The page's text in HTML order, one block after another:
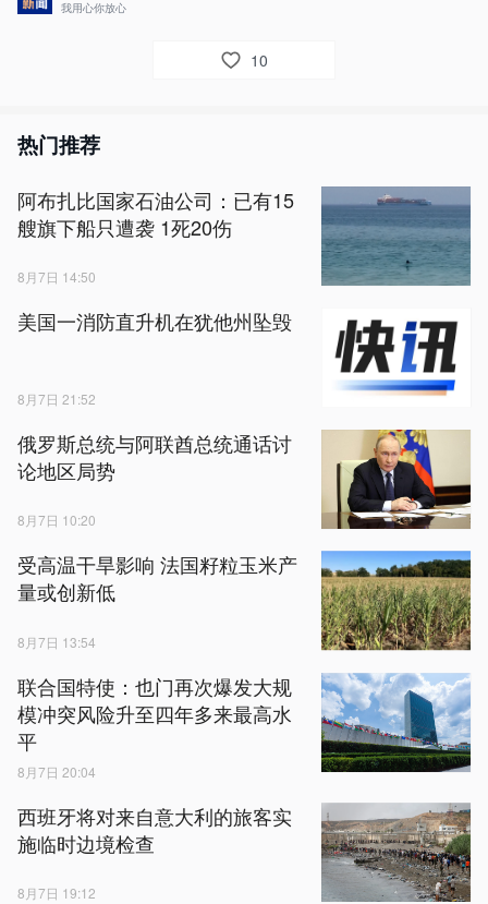
我用心你放心
10
热门推荐
阿布扎比国家石油公司：已有15
艘旗下船只遭袭 1死20伤
8月7日 14:50
美国一消防直升机在犹他州坠毁
8月7日 21:52
俄罗斯总统与阿联酋总统通话讨
论地区局势
8月7日 10:20
受高温干旱影响 法国籽粒玉米产
量或创新低
8月7日 13:54
联合国特使：也门再次爆发大规
模冲突风险升至四年多来最高水
平
8月7日 20:04
西班牙将对来自意大利的旅客实
施临时边境检查
8月7日 19:12